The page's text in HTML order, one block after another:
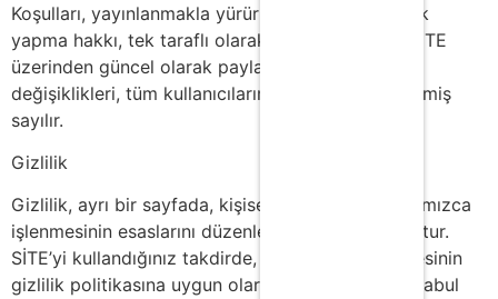
Koşulları, yayınlanmakla yürürlüğe girer. Değişiklik
yapma hakkı, tek taraflı olarak SİTE’ye aittir ve SİTE
üzerinden güncel olarak paylaşılacak olan bu
değişiklikleri, tüm kullanıcılarımız baştan kabul etmiş
sayılır.
Gizlilik
Gizlilik, ayrı bir sayfada, kişisel verilerinizin tarafımızca
işlenmesinin esaslarını düzenlemek üzere mevcuttur.
SİTE’yi kullandığınız takdirde, bu verilerin işlenmesinin
gizlilik politikasına uygun olarak gerçekleştiğini kabul